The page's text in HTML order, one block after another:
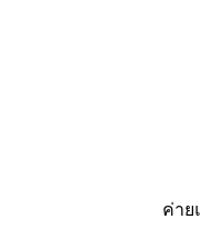
ค่าย